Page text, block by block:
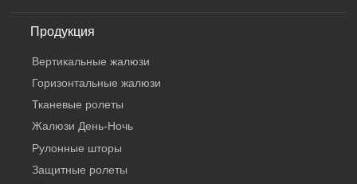
Продукция
Вертикальные жалюзи
Горизонтальные жалюзи
Тканевые ролеты
Жалюзи День-Ночь
Рулонные шторы
Защитные ролеты